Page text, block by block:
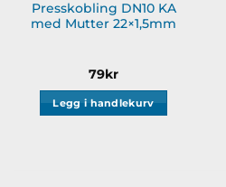
Presskobling DN10 KA
med Mutter 22×1,5mm
79kr
Legg i handlekurv